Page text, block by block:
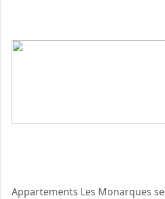
Appartements Les Monarques